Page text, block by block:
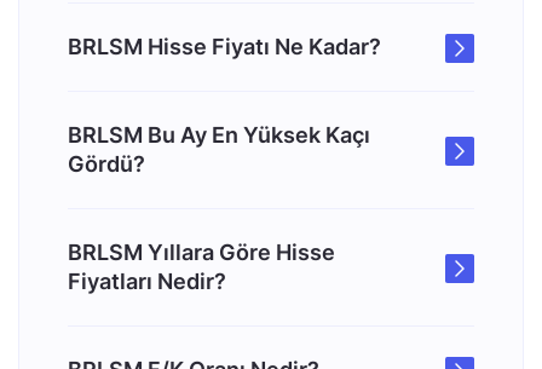
BRLSM Hisse Fiyatı Ne Kadar?
BRLSM Bu Ay En Yüksek Kaçı
Gördü?
BRLSM Yıllara Göre Hisse
Fiyatları Nedir?